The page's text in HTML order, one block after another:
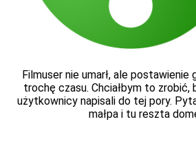
Filmuser nie umarł, ale postawienie
trochę czasu. Chciałbym to zrobić,
użytkownicy napisali do tej pory.
małpa i tu reszta